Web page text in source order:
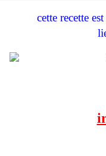
cette recette